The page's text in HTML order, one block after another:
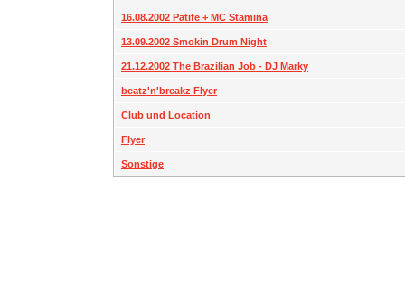
16.08.2002 Patife + MC Stamina
13.09.2002 Smokin Drum Night
21.12.2002 The Brazilian Job - DJ Marky
beatz'n'breakz Flyer
Club und Location
Flyer
Sonstige